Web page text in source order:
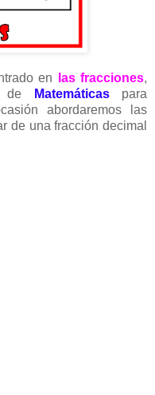
en las fracciones,
de
Matemáticas para
abordaremos las
de una fracción decimal